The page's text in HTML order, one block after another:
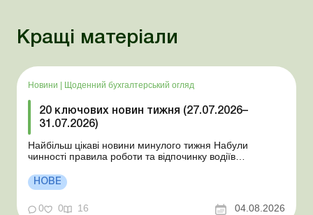
Кращі матеріали
Новини Щоденний бухгалтерський огляд
20 ключових новин тижня (27.07.2026–
31.07.2026)
Найбільш цікаві новини минулого тижня Набули
чинності правила роботи та відпочинку водіїв
стан Для сільгосппідприємств і ФОП запроваджено нові
одноразові статистичні форми З 2 серпня змінюється
порядок зарахування окремих періодів роботи до стр...
НОВЕ
0 0 16 04.08.2026